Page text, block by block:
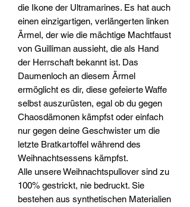
die Ikone der Ultramarines. Es hat auch
einen einzigartigen, verlängerten linken
Ärmel, der wie die mächtige Machtfaust
von Guilliman aussieht, die als Hand
der Herrschaft bekannt ist. Das
Daumenloch an diesem Ärmel
ermöglicht es dir, diese gefeierte Waffe
selbst auszurüsten, egal ob du gegen
Chaosdämonen kämpfst oder einfach
nur gegen deine Geschwister um die
letzte Bratkartoffel während des
Weihnachtsessens kämpfst.
Alle unsere Weihnachtspullover sind zu
100% gestrickt, nie bedruckt. Sie
bestehen aus synthetischen Materialien